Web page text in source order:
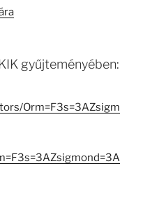
gyűjteményében:
Orm=F3s=3AZsigm